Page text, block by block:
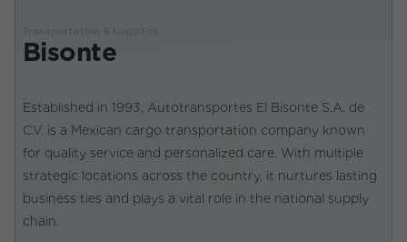
Bisonte
Established in 1993, Autotransportes El Bisonte S.A. de
C.V. is a Mexican cargo transportation company known
for quality service and personalized care. With multiple
strategic locations across the country, it nurtures lasting
business ties and plays a vital role in the national supply
chain.